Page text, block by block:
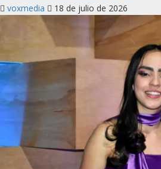
voxmedia 18 de julio de 2026